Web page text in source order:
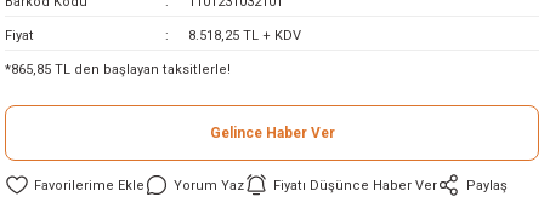
Fiyat 8.518,25 TL + KDV
*865,85 TL den başlayan taksitlerle!
Gelince Haber Ver
Yorum Yaz Fiyatı Düşünce Haber Ver Paylaş